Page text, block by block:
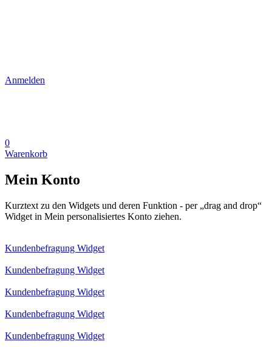
Anmelden
0
Warenkorb
Mein Konto
Kurztext zu den Widgets und deren Funktion - per „drag and drop“
Widget in Mein personalisiertes Konto ziehen.
Kundenbefragung Widget
Kundenbefragung Widget
Kundenbefragung Widget
Kundenbefragung Widget
Kundenbefragung Widget